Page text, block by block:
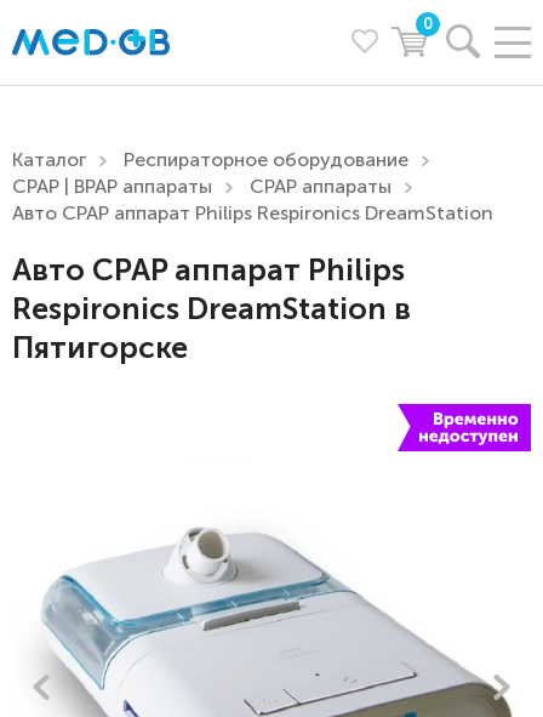
0
Каталог
Респираторное оборудование
CPAP | BPAP аппараты
CPAP аппараты
Авто CPAP аппарат Philips Respironics DreamStation
Авто CPAP аппарат Philips
Respironics DreamStation в
Пятигорске